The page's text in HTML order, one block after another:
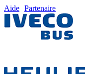
Aide Partenaire